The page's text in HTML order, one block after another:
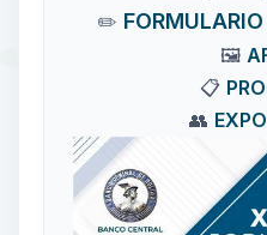
✏️
🖼
📋
👥